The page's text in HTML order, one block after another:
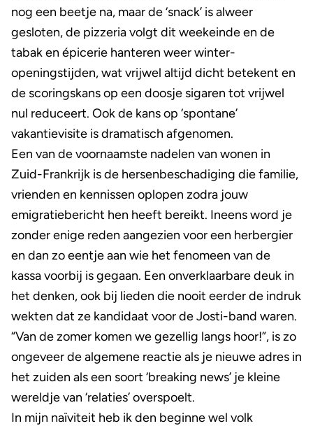
nog een beetje na, maar de ‘snack’ is alweer
gesloten, de pizzeria volgt dit weekeinde en de
tabak en épicerie hanteren weer winter-
openingstijden, wat vrijwel altijd dicht betekent en
de scoringskans op een doosje sigaren tot vrijwel
nul reduceert. Ook de kans op ‘spontane’
vakantievisite is dramatisch afgenomen.
Een van de voornaamste nadelen van wonen in
Zuid-Frankrijk is de hersenbeschadiging die familie,
vrienden en kennissen oplopen zodra jouw
emigratiebericht hen heeft bereikt. Ineens word je
zonder enige reden aangezien voor een herbergier
en dan zo eentje aan wie het fenomeen van de
kassa voorbij is gegaan. Een onverklaarbare deuk in
het denken, ook bij lieden die nooit eerder de indruk
wekten dat ze kandidaat voor de Josti-band waren.
“Van de zomer komen we gezellig langs hoor!”, is zo
ongeveer de algemene reactie als je nieuwe adres in
het zuiden als een soort ‘breaking news’ je kleine
wereldje van ‘relaties’ overspoelt.
In mijn naïviteit heb ik den beginne wel volk